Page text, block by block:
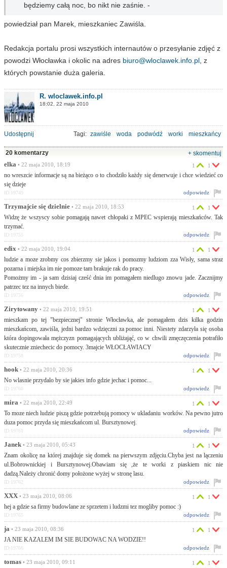
będziemy całą noc, bo nikt nie zaśnie. -
powiedział pan Marek, mieszkaniec Zawiśla.
Redakcja portalu prosi wszystkich internautów o przesyłanie zdjęć z
powodzi Włocławka i okolic na adres biuro@wloclawek.info.pl , z
których powstanie duża galeria.
R. wloclawek.info.pl
18:02, 22 maja 2010
Udostępnij Tagi: zawiśle woda podwódź worki mieszkańcy
20 komentarzy
+ skomentuj
elka • 22 maja 2010, 18:19
no wreszcie informacje są na bieżąco o to chodziło każdy się denerwuje i chce wiedzieć co
się dzieje
1 1
odpowiedz
ID:19749
Trzymajcie się dzielnie • 22 maja 2010, 18:53
Widzę że wszyscy sobie pomagają nawet chłopaki z MPEC wspierają mieszkańców. Tak
trzymać.
1 1
odpowiedz
ID:19755
edix • 22 maja 2010, 19:04
ludzie a moze zrobmy cos zbierzmy sie jakos i pomozmy ludziom zza Wisły, sama straz
pozarna i miejska im nie pomoze tam brakuje rak do pracy.
Pomożmy im - ja sam dzisiaj cześć dnia im pomagałem niedlugo znowu jade. Zacznijmy
patrzec tez na innych biede.
1 1
odpowiedz
ID:19756
Zirytowany • 22 maja 2010, 19:51
mieszkam po tej "bezpiecznej" stronie Włocławka, ale pomagałem dzis kilka godzin
mieszkańcom, zawiśla, jedni bardzo wdzięczni za pomoc inni. Niestety zdarzyła się osoba
która dopingowała mężczyzn pomagających ubliżająć, co w chwili zmęczęczenia potrafiło
skutecznie zniechecic do pomocy. 3majcie WŁOCŁAWIACY
1 1
odpowiedz
ID:19758
hook • 22 maja 2010, 20:36
No wlasnie przydalo by sie jakies info gdzie jechac i pomoc...
1 1
odpowiedz
ID:19760
mira • 22 maja 2010, 22:49
To moze niech ludzie piszą gdzie potrzebują pomocy w ukladaniu worków. Na pewno jutro
duza pomoc przyda się mieszkańcom ul. Bursztynowej.
1 1
odpowiedz
ID:19761
Janek • 23 maja 2010, 05:43
Znam okolicę na której znajduje się domek na pierwszym zdjęciu.Chyba jest na lączeniu
ul.Bobrownickiej i Bursztynowej.Obawiam się ,że te worki z piaskiem nic nie
dadzą.Należy chronić domy położone wyżej w stronę lasu.
1 1
odpowiedz
ID:19762
XXX • 23 maja 2010, 08:06
hej a gdzie sa firmy budowlane ze sprzetem i ludzmi tez mogliby pomoc :)
1 1
odpowiedz
ID:19765
ja • 23 maja 2010, 08:36
JA NIE KAZALEM IM SIE BUDOWAC NA WODZIE!!
1 1
odpowiedz
ID:19766
tomas • 23 maja 2010, 09:11 1 1